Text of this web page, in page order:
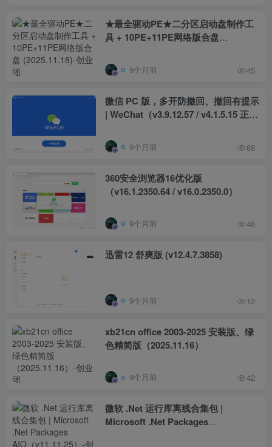
★最全驱动PE★二分区启动盘制作工
具 + 10PE+11PE网络版合盘
9个月前 45
微信 PC 版，多开防撤回、撤回有提示
| WeChat（v3.9.12.57 / v4.1.5.15 正式
9个月前 88
360安全浏览器16优化版
（v16.1.2350.64 / v16.0.2350.0）
9个月前 46
迅雷12 舒爽版 (v12.4.7.3858)
9个月前 12
xb21cn office 2003-2025 安装版、绿
色精简版（2025.11.16）
9个月前 42
微软 .Net 运行库离线合集包 |
Microsoft .Net Packages